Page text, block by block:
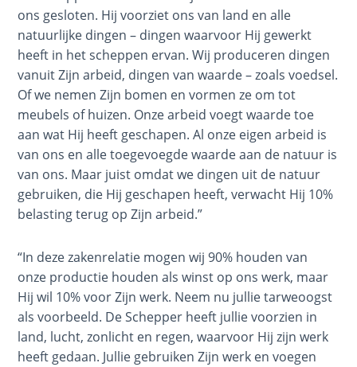
Barley
Standard
My
Father's
Tear
Power
Flame
Deuteronomy:
Law - Speech 1
Deuteronomy:
The Second
Law - Speech 2
ons gesloten. Hij voorziet ons van land en alle
natuurlijke dingen – dingen waarvoor Hij gewerkt
heeft in het scheppen ervan. Wij produceren dingen
vanuit Zijn arbeid, dingen van waarde – zoals voedsel.
Of we nemen Zijn bomen en vormen ze om tot
meubels of huizen. Onze arbeid voegt waarde toe
aan wat Hij heeft geschapen. Al onze eigen arbeid is
van ons en alle toegevoegde waarde aan de natuur is
van ons. Maar juist omdat we dingen uit de natuur
gebruiken, die Hij geschapen heeft, verwacht Hij 10%
belasting terug op Zijn arbeid.”
“In deze zakenrelatie mogen wij 90% houden van
onze productie houden als winst op ons werk, maar
Hij wil 10% voor Zijn werk. Neem nu jullie tarweoogst
als voorbeeld. De Schepper heeft jullie voorzien in
land, lucht, zonlicht en regen, waarvoor Hij zijn werk
heeft gedaan. Jullie gebruiken Zijn werk en voegen